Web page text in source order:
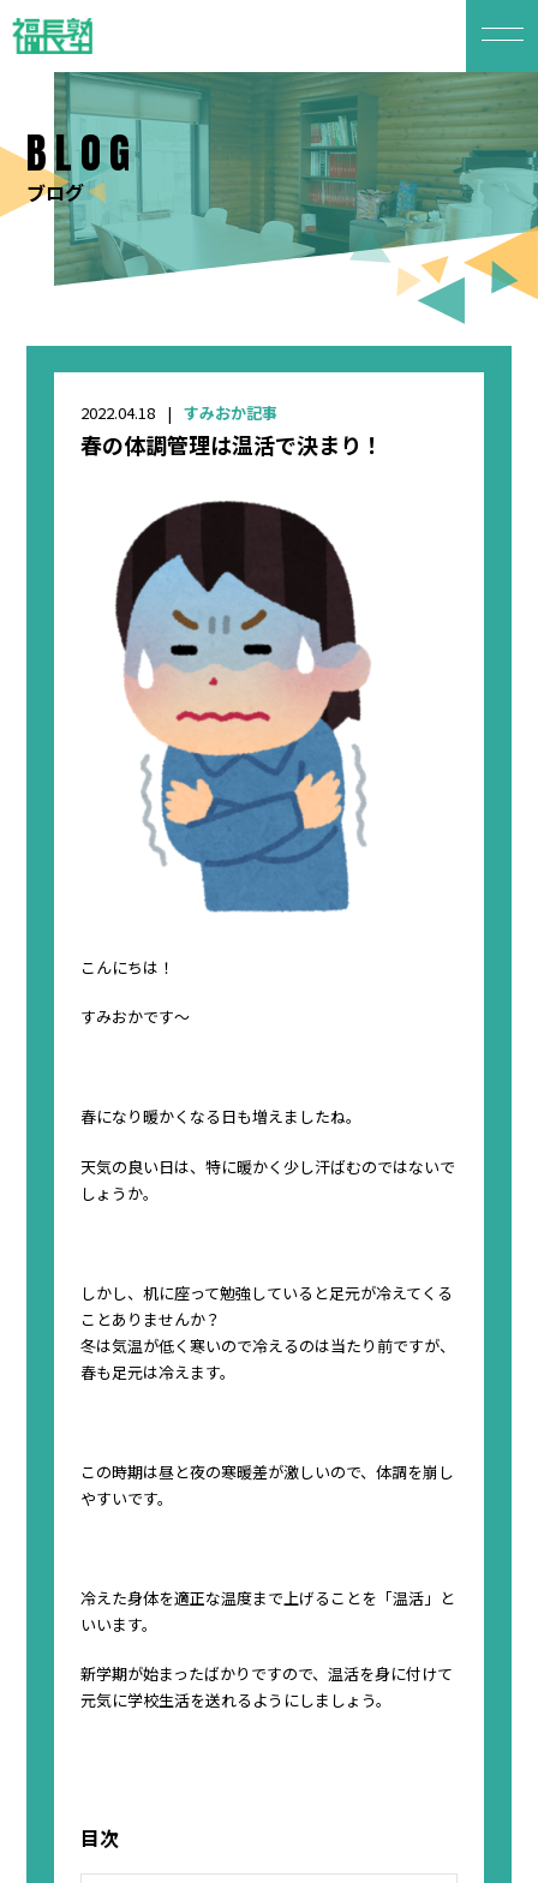
BLOG
ブログ
2022.04.18 すみおか記事
春の体調管理は温活で決まり！
こんにちは！
すみおかです～
春になり暖かくなる日も増えましたね。
天気の良い日は、特に暖かく少し汗ばむのではないで
しょうか。
しかし、机に座って勉強していると足元が冷えてくる
ことありませんか？
冬は気温が低く寒いので冷えるのは当たり前ですが、
春も足元は冷えます。
この時期は昼と夜の寒暖差が激しいので、体調を崩し
やすいです。
冷えた身体を適正な温度まで上げることを「温活」と
いいます。
新学期が始まったばかりですので、温活を身に付けて
元気に学校生活を送れるようにしましょう。
目次